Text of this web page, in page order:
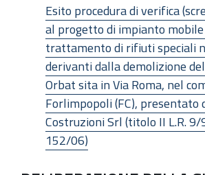
Esito procedura di verifica
al progetto di impianto
trattamento di rifiuti speciali
derivanti dalla demolizione
Orbat sita in Via Roma, nel
Forlimpopoli (FC), presentato
Costruzioni Srl (titolo II L.R. 9/
152/06)